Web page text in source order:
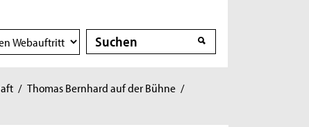
Suche
Suche
/ Thomas Bernhard auf der Bühne /